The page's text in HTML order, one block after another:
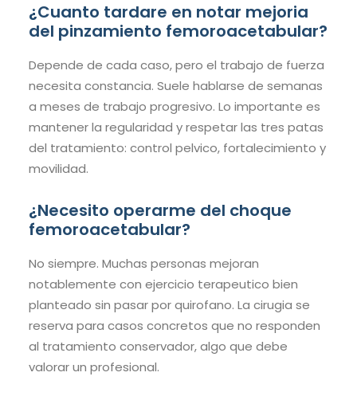
¿Cuanto tardare en notar mejoria
del pinzamiento femoroacetabular?
Depende de cada caso, pero el trabajo de fuerza
necesita constancia. Suele hablarse de semanas
a meses de trabajo progresivo. Lo importante es
mantener la regularidad y respetar las tres patas
del tratamiento: control pelvico, fortalecimiento y
movilidad.
¿Necesito operarme del choque
femoroacetabular?
No siempre. Muchas personas mejoran
notablemente con ejercicio terapeutico bien
planteado sin pasar por quirofano. La cirugia se
reserva para casos concretos que no responden
al tratamiento conservador, algo que debe
valorar un profesional.